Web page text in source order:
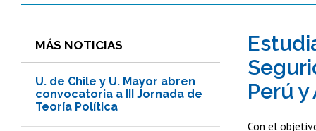
MÁS NOTICIAS
U. de Chile y U. Mayor abren
convocatoria a III Jornada de
Teoría Política
Perú
Con el